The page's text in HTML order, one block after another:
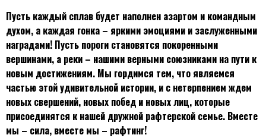
Пусть каждый сплав будет наполнен азартом и командным
духом, а каждая гонка – яркими эмоциями и заслуженными
наградами! Пусть пороги становятся покоренными
вершинами, а реки – нашими верными союзниками на пути к
новым достижениям. Мы гордимся тем, что являемся
частью этой удивительной истории, и с нетерпением ждем
новых свершений, новых побед и новых лиц, которые
присоединятся к нашей дружной рафтерской семье. Вместе
мы – сила, вместе мы – рафтинг!